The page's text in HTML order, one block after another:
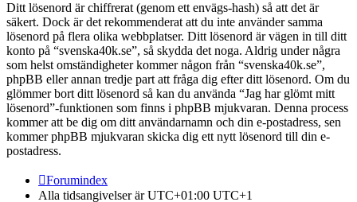
Ditt lösenord är chiffrerat (genom ett envägs-hash) så att det är
säkert. Dock är det rekommenderat att du inte använder samma
lösenord på flera olika webbplatser. Ditt lösenord är vägen in till ditt
konto på “svenska40k.se”, så skydda det noga. Aldrig under några
som helst omständigheter kommer någon från “svenska40k.se”,
phpBB eller annan tredje part att fråga dig efter ditt lösenord. Om du
glömmer bort ditt lösenord så kan du använda “Jag har glömt mitt
lösenord”-funktionen som finns i phpBB mjukvaran. Denna process
kommer att be dig om ditt användarnamn och din e-postadress, sen
kommer phpBB mjukvaran skicka dig ett nytt lösenord till din e-
postadress.
Forumindex
Alla tidsangivelser är UTC+01:00 UTC+1